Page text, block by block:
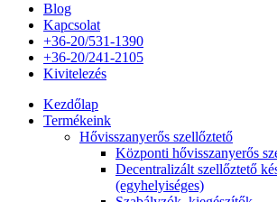
Blog
Kapcsolat
+36-20/531-1390
+36-20/241-2105
Kivitelezés
Kezdőlap
Termékeink
Hővisszanyerős szellőztető
Központi hővisszanyerős
Decentralizált szellőztető
(egyhelyiséges)